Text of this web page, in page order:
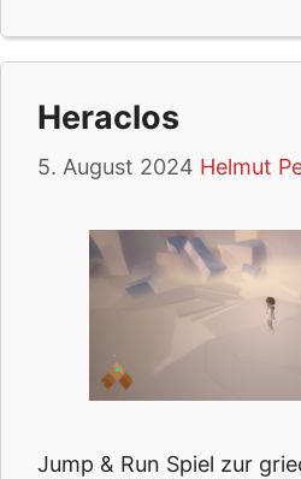
Heraclos
5. August 2024 Helmut
Jump & Run Spiel zur